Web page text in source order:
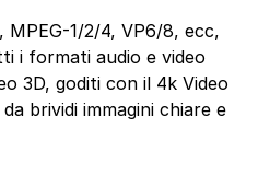
MPEG-1/2/4, VP6/8, ecc,
i formati audio e video
3D, goditi con il 4k Video
brividi immagini chiare e